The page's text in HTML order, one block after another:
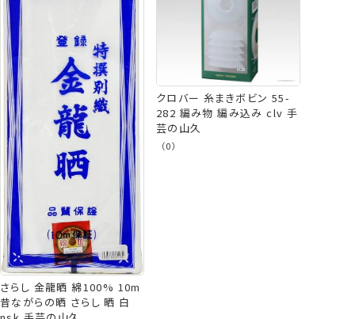
さらし 金龍晒 綿100% 10m
昔ながらの晒 さらし 晒 白
クロバー 糸まきボビン 55-
282 編み物 編み込み clv 手
芸の山久
（0）